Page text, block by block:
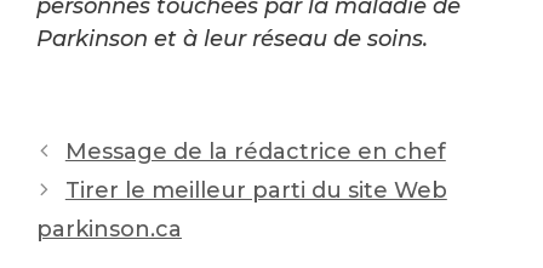
personnes touchées par la maladie de
Parkinson et à leur réseau de soins.
Post
navigation
Message de la rédactrice en chef
Tirer le meilleur parti du site Web
parkinson.ca